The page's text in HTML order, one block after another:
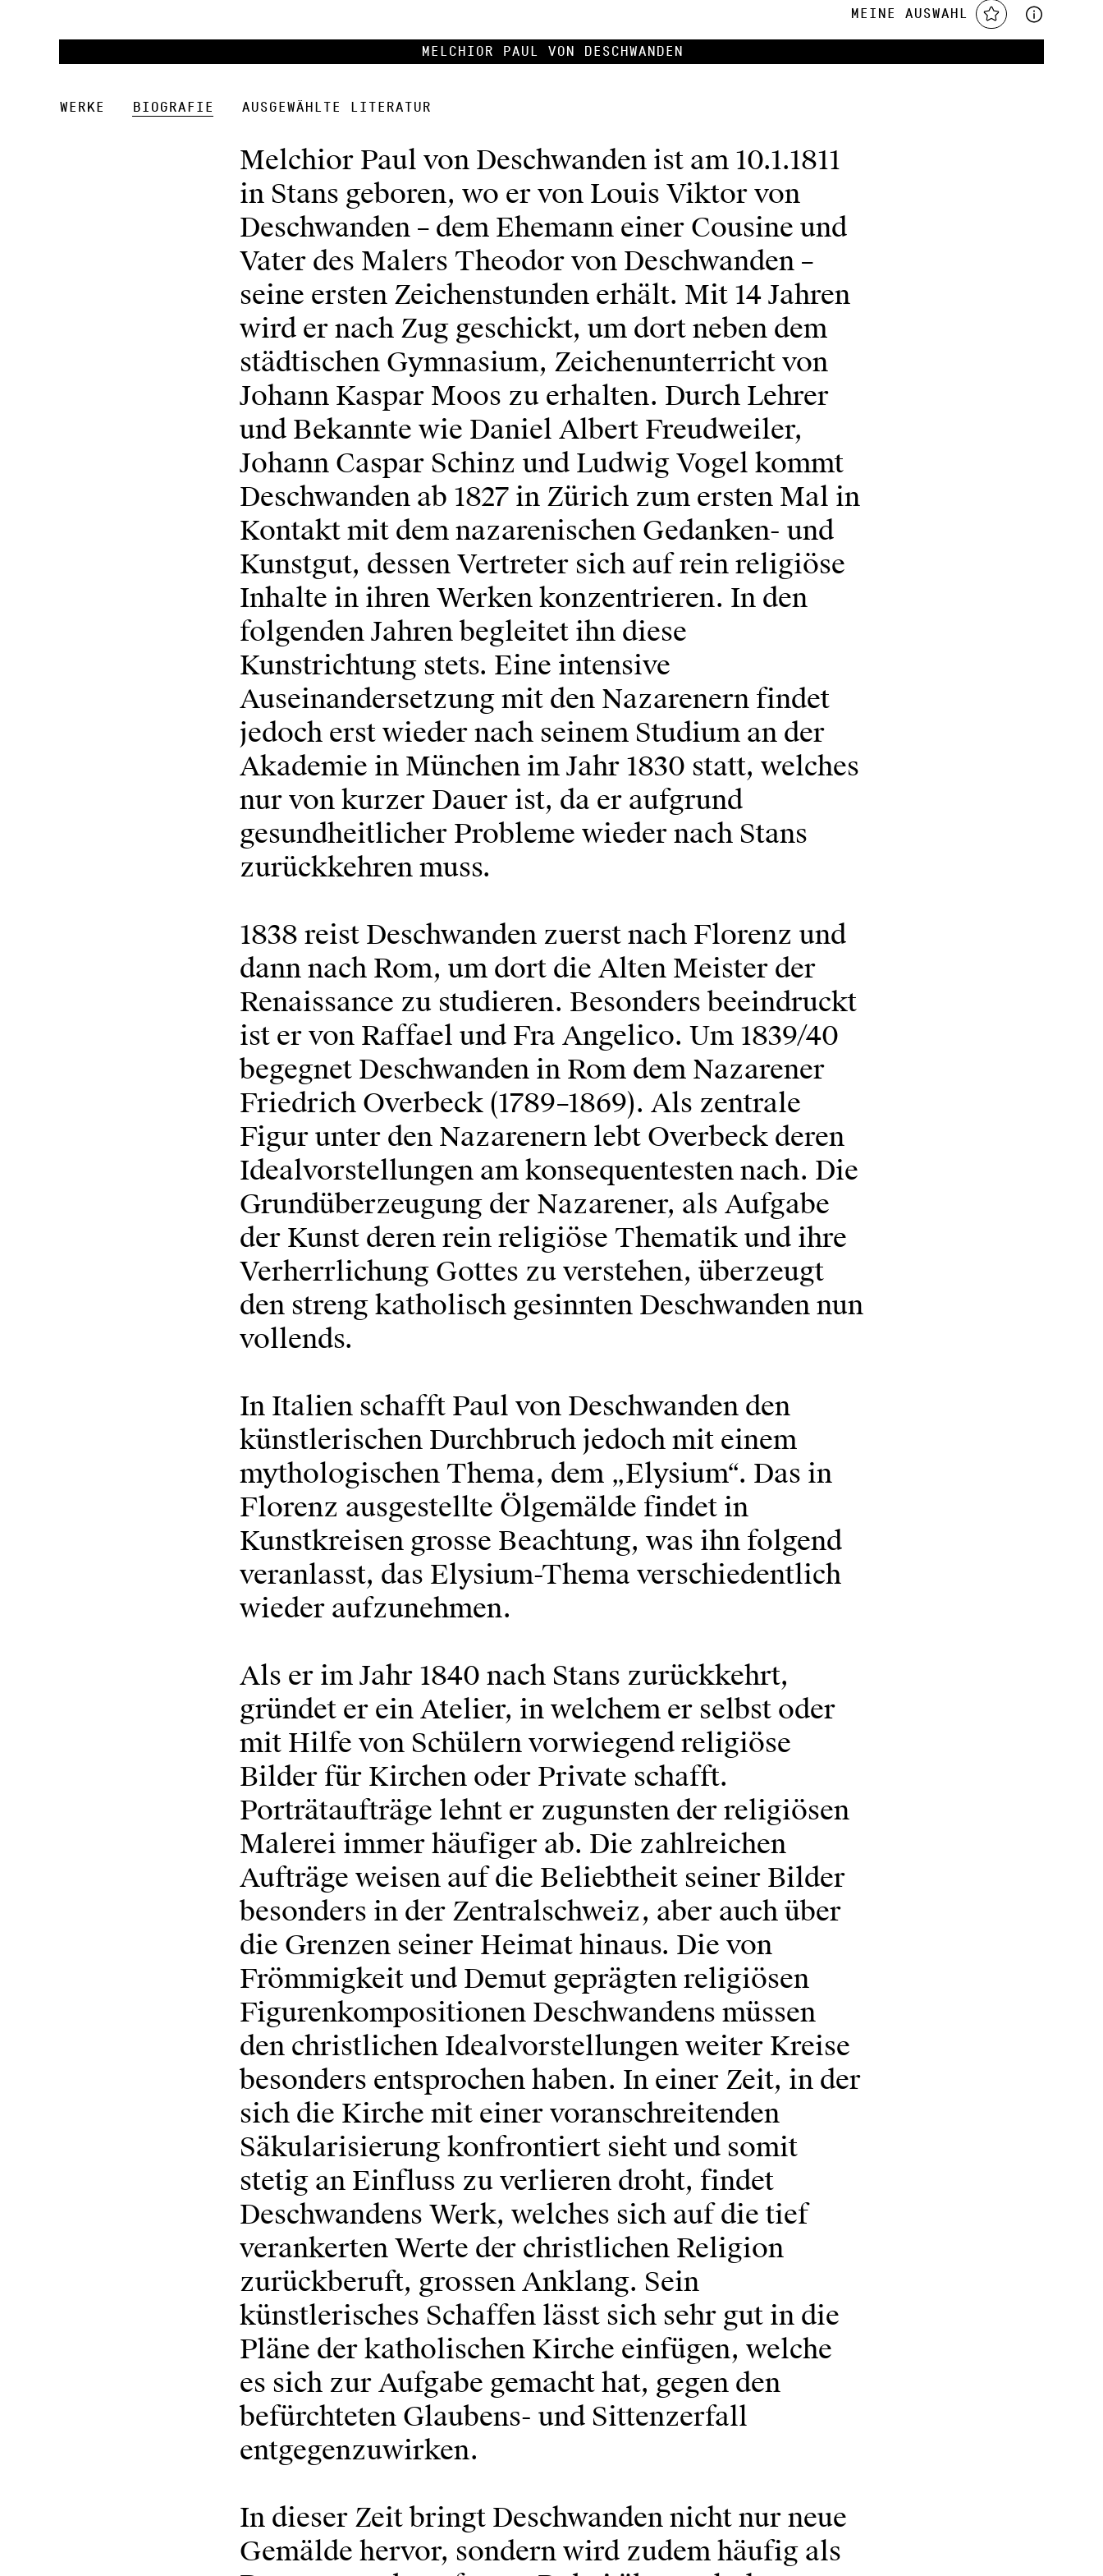
Meine Auswahl
Melchior Paul von Deschwanden
Werke Biografie Ausgewählte Literatur
Melchior Paul von Deschwanden ist am 10.1.1811
in Stans geboren, wo er von Louis Viktor von
Deschwanden – dem Ehemann einer Cousine und
Vater des Malers Theodor von Deschwanden –
seine ersten Zeichenstunden erhält. Mit 14 Jahren
wird er nach Zug geschickt, um dort neben dem
städtischen Gymnasium, Zeichenunterricht von
Johann Kaspar Moos zu erhalten. Durch Lehrer
und Bekannte wie Daniel Albert Freudweiler,
Johann Caspar Schinz und Ludwig Vogel kommt
Deschwanden ab 1827 in Zürich zum ersten Mal in
Kontakt mit dem nazarenischen Gedanken- und
Kunstgut, dessen Vertreter sich auf rein religiöse
Inhalte in ihren Werken konzentrieren. In den
folgenden Jahren begleitet ihn diese
Kunstrichtung stets. Eine intensive
Auseinandersetzung mit den Nazarenern findet
jedoch erst wieder nach seinem Studium an der
Akademie in München im Jahr 1830 statt, welches
nur von kurzer Dauer ist, da er aufgrund
gesundheitlicher Probleme wieder nach Stans
zurückkehren muss.
1838 reist Deschwanden zuerst nach Florenz und
dann nach Rom, um dort die Alten Meister der
Renaissance zu studieren. Besonders beeindruckt
ist er von Raffael und Fra Angelico. Um 1839/40
begegnet Deschwanden in Rom dem Nazarener
Friedrich Overbeck (1789–1869). Als zentrale
Figur unter den Nazarenern lebt Overbeck deren
Idealvorstellungen am konsequentesten nach. Die
Grundüberzeugung der Nazarener, als Aufgabe
der Kunst deren rein religiöse Thematik und ihre
Verherrlichung Gottes zu verstehen, überzeugt
den streng katholisch gesinnten Deschwanden nun
vollends.
In Italien schafft Paul von Deschwanden den
künstlerischen Durchbruch jedoch mit einem
mythologischen Thema, dem „Elysium“. Das in
Florenz ausgestellte Ölgemälde findet in
Kunstkreisen grosse Beachtung, was ihn folgend
veranlasst, das Elysium-Thema verschiedentlich
wieder aufzunehmen.
Als er im Jahr 1840 nach Stans zurückkehrt,
gründet er ein Atelier, in welchem er selbst oder
mit Hilfe von Schülern vorwiegend religiöse
Bilder für Kirchen oder Private schafft.
Porträtaufträge lehnt er zugunsten der religiösen
Malerei immer häufiger ab. Die zahlreichen
Aufträge weisen auf die Beliebtheit seiner Bilder
besonders in der Zentralschweiz, aber auch über
die Grenzen seiner Heimat hinaus. Die von
Frömmigkeit und Demut geprägten religiösen
Figurenkompositionen Deschwandens müssen
den christlichen Idealvorstellungen weiter Kreise
besonders entsprochen haben. In einer Zeit, in der
sich die Kirche mit einer voranschreitenden
Säkularisierung konfrontiert sieht und somit
stetig an Einfluss zu verlieren droht, findet
Deschwandens Werk, welches sich auf die tief
verankerten Werte der christlichen Religion
zurückberuft, grossen Anklang. Sein
künstlerisches Schaffen lässt sich sehr gut in die
Pläne der katholischen Kirche einfügen, welche
es sich zur Aufgabe gemacht hat, gegen den
befürchteten Glaubens- und Sittenzerfall
entgegenzuwirken.
In dieser Zeit bringt Deschwanden nicht nur neue
Gemälde hervor, sondern wird zudem häufig als